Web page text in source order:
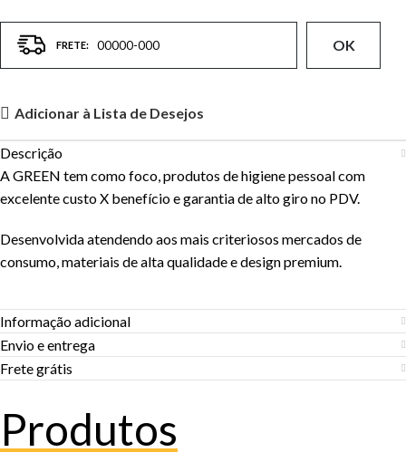
OK
Adicionar à Lista de Desejos
Descrição
A GREEN tem como foco, produtos de higiene pessoal com
excelente custo X benefício e garantia de alto giro no PDV.
Desenvolvida atendendo aos mais criteriosos mercados de
consumo, materiais de alta qualidade e design premium.
Informação adicional
Envio e entrega
Frete grátis
Produtos